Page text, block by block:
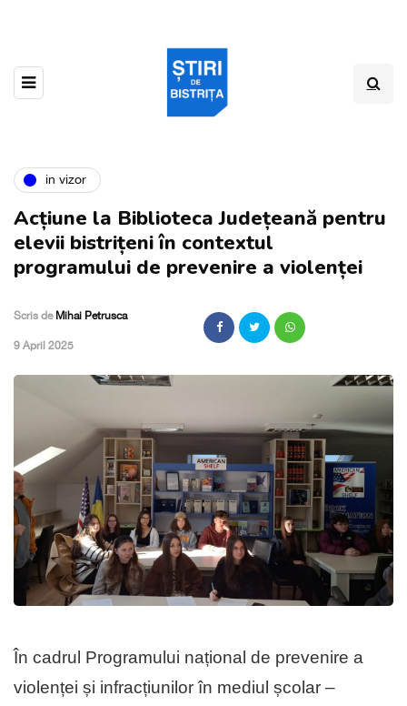
in vizor
Acțiune la Biblioteca Județeană pentru
elevii bistrițeni în contextul
programului de prevenire a violenței
Scris de Mihai Petrusca
,9 April 2025
În cadrul Programului național de prevenire a
violenței și infracțiunilor în mediul școlar –